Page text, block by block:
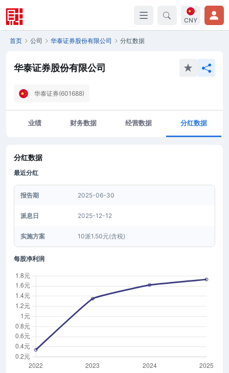
CNY
首页 公司 华泰证券股份有限公司 分红数据
华泰证券股份有限公司
华泰证券(601688)
业绩 财务数据 经营数据 分红数据
分红数据
最近分红
报告期 2025-06-30
派息日 2025-12-12
实施方案 10派1.50元(含税)
每股净利润